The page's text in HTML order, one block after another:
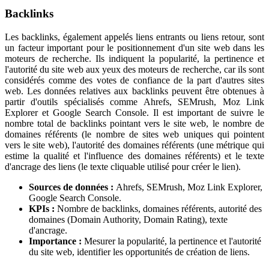
Backlinks
Les backlinks, également appelés liens entrants ou liens retour, sont
un facteur important pour le positionnement d'un site web dans les
moteurs de recherche. Ils indiquent la popularité, la pertinence et
l'autorité du site web aux yeux des moteurs de recherche, car ils sont
considérés comme des votes de confiance de la part d'autres sites
web. Les données relatives aux backlinks peuvent être obtenues à
partir d'outils spécialisés comme Ahrefs, SEMrush, Moz Link
Explorer et Google Search Console. Il est important de suivre le
nombre total de backlinks pointant vers le site web, le nombre de
domaines référents (le nombre de sites web uniques qui pointent
vers le site web), l'autorité des domaines référents (une métrique qui
estime la qualité et l'influence des domaines référents) et le texte
d'ancrage des liens (le texte cliquable utilisé pour créer le lien).
Sources de données : Ahrefs, SEMrush, Moz Link Explorer,
Google Search Console.
KPIs : Nombre de backlinks, domaines référents, autorité des
domaines (Domain Authority, Domain Rating), texte
d'ancrage.
Importance : Mesurer la popularité, la pertinence et l'autorité
du site web, identifier les opportunités de création de liens.